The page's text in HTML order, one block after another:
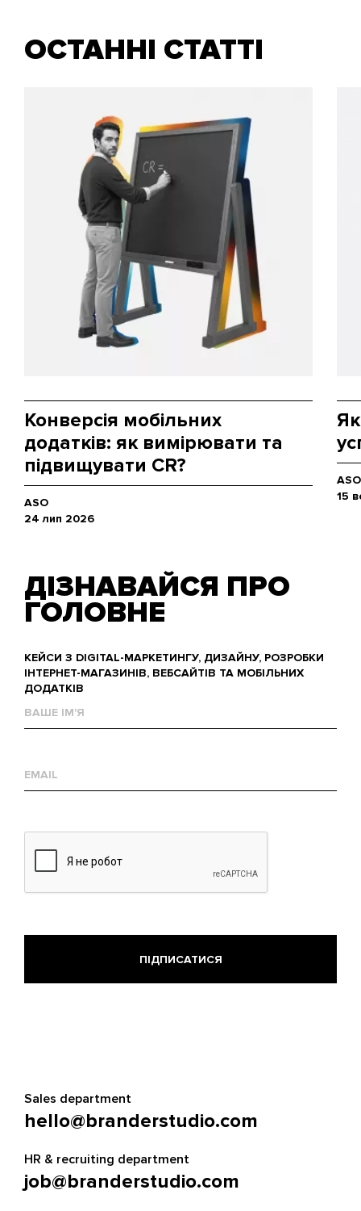
ОСТАННІ СТАТТІ
Конверсія мобільних
додатків: як вимірювати та
підвищувати CR?
ASO
24 лип 2026
ASO
15
ДІЗНАВАЙСЯ ПРО
ГОЛОВНЕ
КЕЙСИ З DIGITAL-МАРКЕТИНГУ, ДИЗАЙНУ, РОЗРОБКИ
ІНТЕРНЕТ-МАГАЗИНІВ, ВЕБСАЙТІВ ТА МОБІЛЬНИХ
ДОДАТКІВ
им'я
mail
Sales department
hello@branderstudio.com
HR & recruiting department
job@branderstudio.com